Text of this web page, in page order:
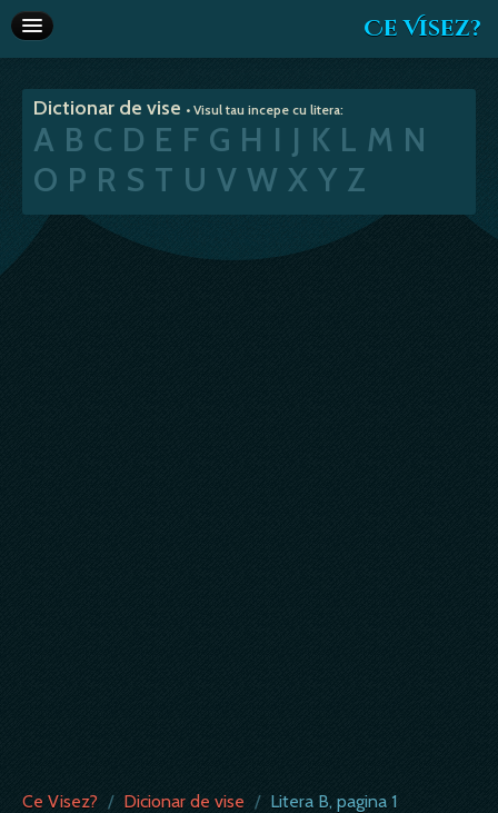
Ce Visez?
Interpretare vise
Articole
Va recomandam
Dictionar de vise • Visul tau incepe cu litera:
A B C D E F G H I J K L M N
O P R S T U V W X Y Z
Ce Visez? / Dicionar de vise / Litera B, pagina 1